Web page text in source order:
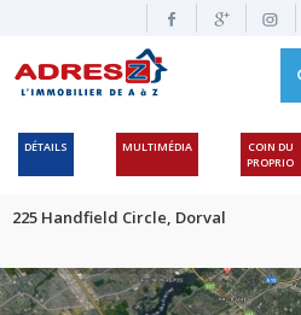
DÉTAILS MULTIMÉDIA
COIN DU
PROPRIO
225 Handfield Circle, Dorval